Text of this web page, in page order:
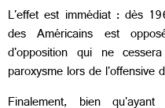
L'effet est immédiat : dès
des Américains est
d'opposition qui ne
paroxysme lors de l'offensive